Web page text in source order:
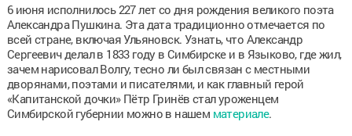
6 июня исполнилось 227 лет со дня рождения великого поэта
Александра Пушкина. Эта дата традиционно отмечается по
всей стране, включая Ульяновск. Узнать, что Александр
Сергеевич делал в 1833 году в Симбирске и в Языково, где жил,
зачем нарисовал Волгу, тесно ли был связан с местными
дворянами, поэтами и писателями, и как главный герой
«Капитанской дочки» Пётр Гринёв стал уроженцем
Симбирской губернии можно в нашем материале.